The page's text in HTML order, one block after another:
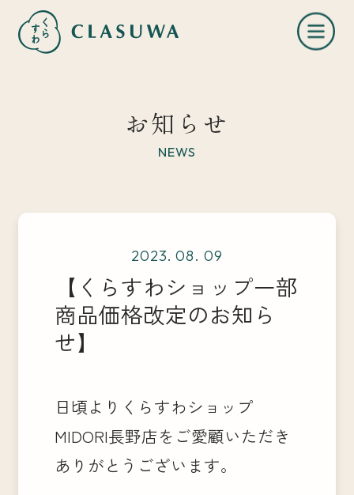
お知らせ
店舗一覧
お知らせ
NEWS
2023. 08. 09
【くらすわショップ一部
商品価格改定のお知ら
せ】
日頃よりくらすわショップ
MIDORI長野店をご愛顧いただき
ありがとうございます。